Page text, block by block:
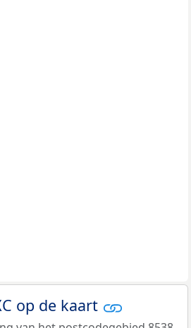
op de kaart